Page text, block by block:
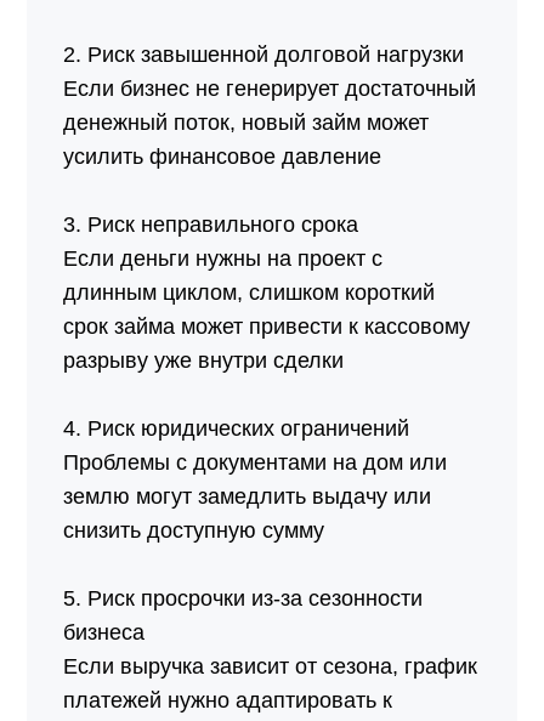
2. Риск завышенной долговой нагрузки
Если бизнес не генерирует достаточный
денежный поток, новый займ может
усилить финансовое давление
3. Риск неправильного срока
Если деньги нужны на проект с
длинным циклом, слишком короткий
срок займа может привести к кассовому
разрыву уже внутри сделки
4. Риск юридических ограничений
Проблемы с документами на дом или
землю могут замедлить выдачу или
снизить доступную сумму
5. Риск просрочки из-за сезонности
бизнеса
Если выручка зависит от сезона, график
платежей нужно адаптировать к